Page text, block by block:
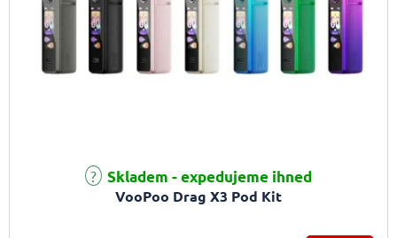
VooPoo Drag X3 Pod Kit
Skladem - expedujeme ihned